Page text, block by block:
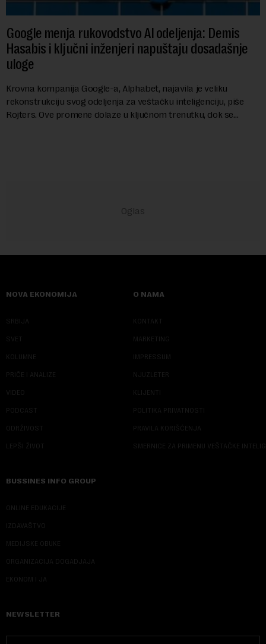
Google menja rukovodstvo AI odeljenja: Demis
Hasabis i ključni inženjeri napuštaju dosadašnje
uloge
Krovna kompanija Google-a, Alphabet, najavila je veliku
rekonstrukciju svog odeljenja za veštačku inteligenciju, piše
Rojters. Ove promene dolaze u ključnom trenutku, dok se
NOVA EKONOMIJA
SRBIJA
SVET
KOLUMNE
PRIČE I ANALIZE
VIDEO
PODCAST
ODRŽIVOST
LEPŠI ŽIVOT
O NAMA
KONTAKT
MARKETING
IMPRESSUM
NJUZLETER
KLIJENTI
POLITIKA PRIVATNOSTI
PRAVILA KORIŠĆENJA
SMERNICE ZA PRIMENU VEŠTAČKE
BUSSINES INFO GROUP
ONLINE EDUKACIJE
IZDAVAŠTVO
MEDIJSKE OBUKE
ORGANIZACIJA DOGADJAJA
EKONOM I JA
NEWSLETTER